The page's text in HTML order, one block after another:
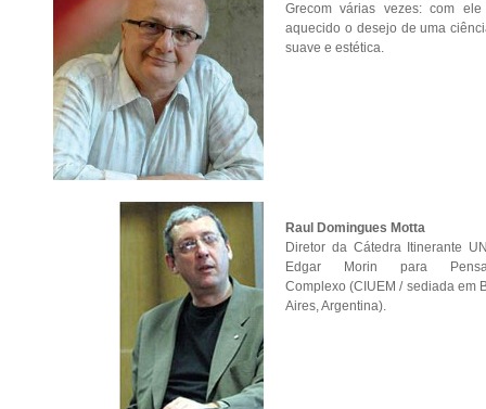
Grecom várias vezes: com ele
aquecido o desejo de uma
suave e estética.
Raul Domingues Motta
Diretor da Cátedra Itinerante
Edgar Morin para
Complexo (CIUEM / sediada em
Aires, Argentina).